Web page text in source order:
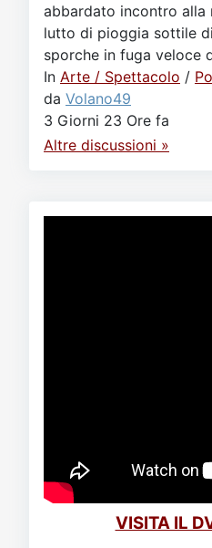
abbardato incontro alla
lutto di pioggia sottile
sporche in fuga veloce
In Arte / Spettacolo /
da Volano49
3 Giorni 23 Ore fa
Altre discussioni »
VISITA IL